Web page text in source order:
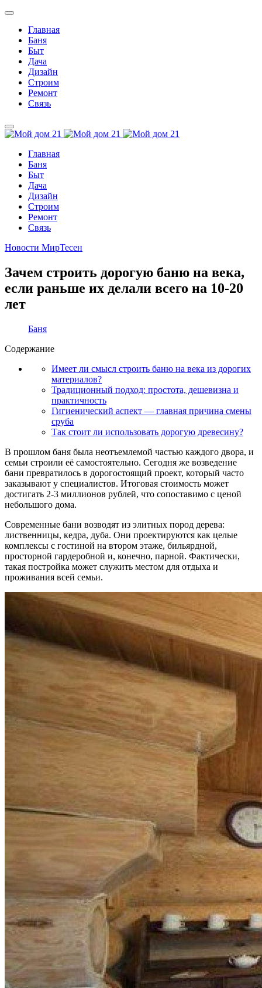
Главная
Баня
Быт
Дача
Дизайн
Строим
Ремонт
Связь
Главная
Баня
Быт
Дача
Дизайн
Строим
Ремонт
Связь
Новости МирТесен
Зачем строить дорогую баню на века,
если раньше их делали всего на 10-20
лет
Баня
Содержание
Имеет ли смысл строить баню на века из дорогих
материалов?
Традиционный подход: простота, дешевизна и
практичность
Гигиенический аспект — главная причина смены
сруба
Так стоит ли использовать дорогую древесину?
В прошлом баня была неотъемлемой частью каждого двора, и
семьи строили её самостоятельно. Сегодня же возведение
бани превратилось в дорогостоящий проект, который часто
заказывают у специалистов. Итоговая стоимость может
достигать 2-3 миллионов рублей, что сопоставимо с ценой
небольшого дома.
Современные бани возводят из элитных пород дерева:
лиственницы, кедра, дуба. Они проектируются как целые
комплексы с гостиной на втором этаже, бильярдной,
просторной гардеробной и, конечно, парной. Фактически,
такая постройка может служить местом для отдыха и
проживания всей семьи.